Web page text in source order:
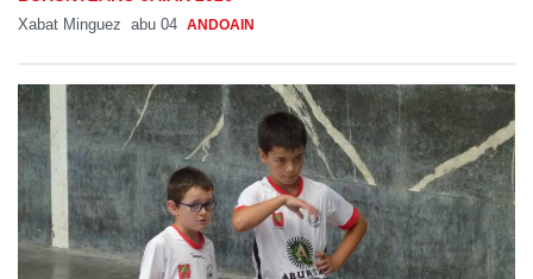
Xabat Minguez abu 04 ANDOAIN